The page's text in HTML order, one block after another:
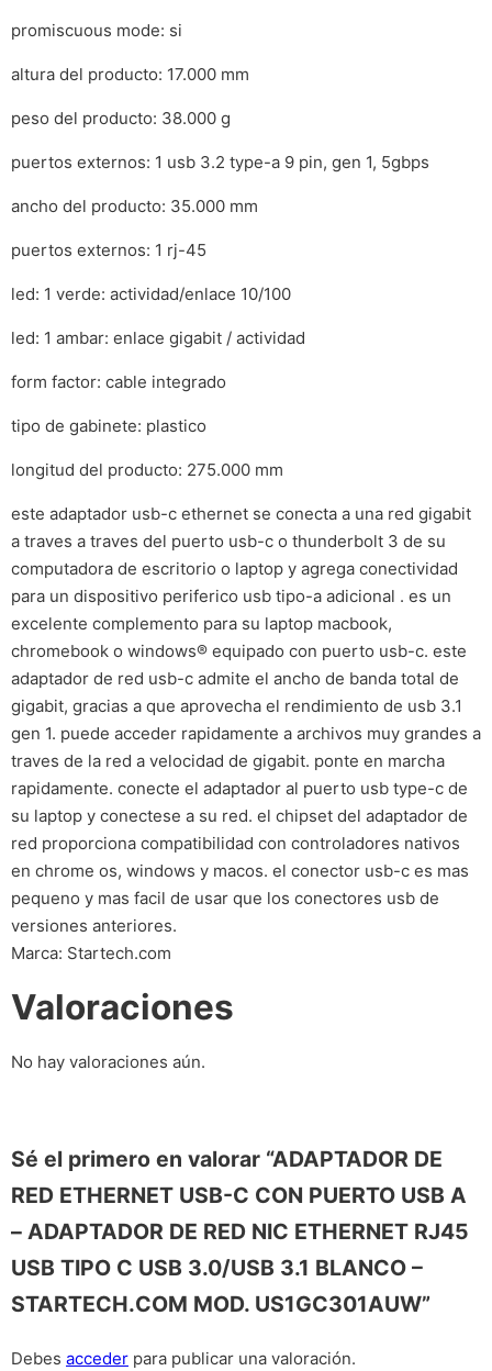
promiscuous mode: si
altura del producto: 17.000 mm
peso del producto: 38.000 g
puertos externos: 1 usb 3.2 type-a 9 pin, gen 1, 5gbps
ancho del producto: 35.000 mm
puertos externos: 1 rj-45
led: 1 verde: actividad/enlace 10/100
led: 1 ambar: enlace gigabit / actividad
form factor: cable integrado
tipo de gabinete: plastico
longitud del producto: 275.000 mm
este adaptador usb-c ethernet se conecta a una red gigabit
a traves a traves del puerto usb-c o thunderbolt 3 de su
computadora de escritorio o laptop y agrega conectividad
para un dispositivo periferico usb tipo-a adicional . es un
excelente complemento para su laptop macbook,
chromebook o windows® equipado con puerto usb-c. este
adaptador de red usb-c admite el ancho de banda total de
gigabit, gracias a que aprovecha el rendimiento de usb 3.1
gen 1. puede acceder rapidamente a archivos muy grandes a
traves de la red a velocidad de gigabit. ponte en marcha
rapidamente. conecte el adaptador al puerto usb type-c de
su laptop y conectese a su red. el chipset del adaptador de
red proporciona compatibilidad con controladores nativos
en chrome os, windows y macos. el conector usb-c es mas
pequeno y mas facil de usar que los conectores usb de
versiones anteriores.
Marca: Startech.com
Valoraciones
No hay valoraciones aún.
Sé el primero en valorar “ADAPTADOR DE
RED ETHERNET USB-C CON PUERTO USB A
– ADAPTADOR DE RED NIC ETHERNET RJ45
USB TIPO C USB 3.0/USB 3.1 BLANCO –
STARTECH.COM MOD. US1GC301AUW”
Debes acceder para publicar una valoración.